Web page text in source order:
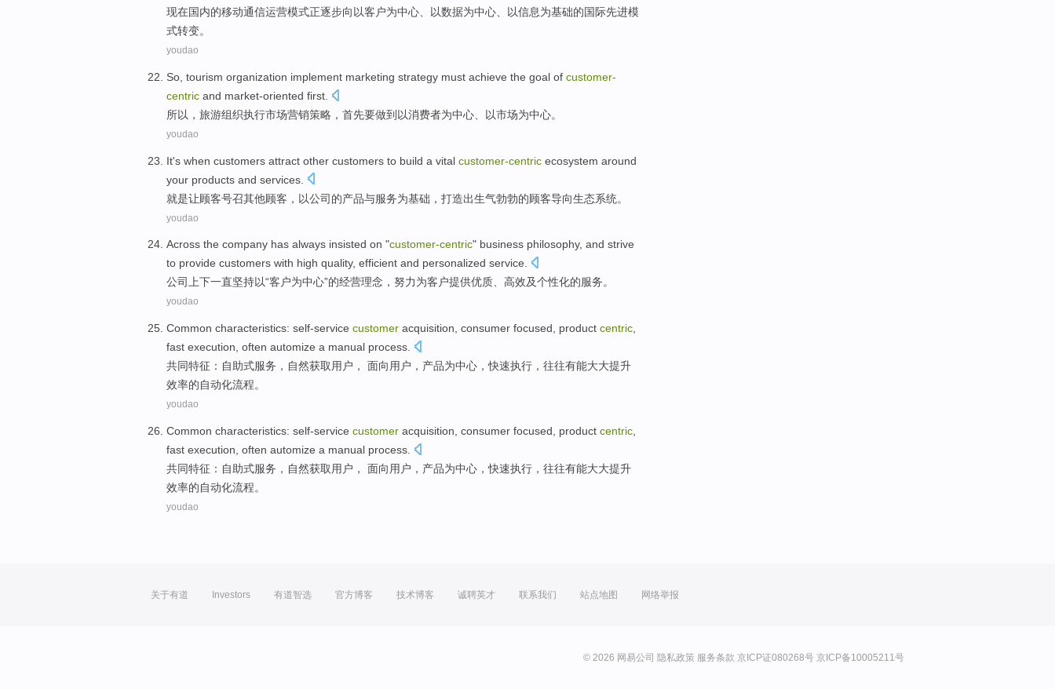
现在国内的移动通信运营模式正逐步向 以客户为中心、以数据为中心、以信息为基础的国际先进模
式转变。
youdao
So tourism organization implement marketing strategy must achieve the goal of customer-
centric and market-oriented first
所以 ， 旅游组织执行市场营销策略 ，首先要做到 以消费者为中心、以市场为中心。
youdao
It's when customers attract other customers to build a vital customer-centric ecosystem around
your products and services
就是让顾客号召其他顾客，以公司的产品与服务为基础， 打造出生气勃勃的顾客导向生态系统。
youdao
Across the company has always insisted on "customer-centric" business philosophy, and strive
to provide customers with high quality, efficient and personalized service.
公司上下一直坚持以“客户为中心”的经营理念 ， 努力为客户提供优质、 高效及个性化的服务。
youdao
Common characteristics: self-service customer acquisition , consumer focused, product centric
fast execution often automize a manual process
共同特征 ： 自助式服务 ，自然获取 用户， 面向用户， 产品为中心 ，快速执行 ， 往往有能大大提升
效率的自动化流程。
youdao
Common characteristics: self-service customer acquisition , consumer focused, product centric
fast execution often automize a manual process
共同特征 ： 自助式服务 ，自然获取 用户， 面向用户， 产品为中心 ，快速执行 ， 往往有能大大提升
效率的自动化流程。
youdao
关于有道 Investors 有道智选 官方博客 技术博客 诚聘英才 联系我们 站点地图 网络举报
© 2026 网易公司 隐私政策 服务条款 京ICP证080268号 京ICP备10005211号